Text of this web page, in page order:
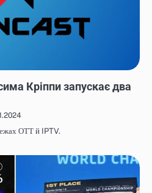
Кріппи запускає два
ОТТ й IPTV.